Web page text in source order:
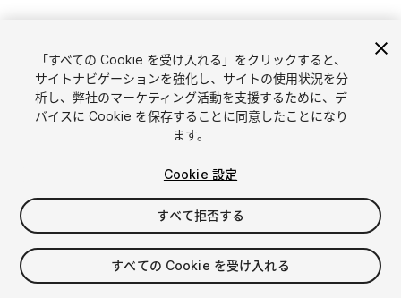
English
简体中文
한국어
日本語
アセットを販売
販売審査ガイドライン
Asset Store Tools
パブリッシャー管理画面
「すべての Cookie を受け入れる」をクリックすると、
サイトナビゲーションを強化し、サイトの使用状況を分
析し、弊社のマーケティング活動を支援するために、デ
バイスに Cookie を保存することに同意したことになり
ます。
Cookie 設定
すべて拒否する
すべての Cookie を受け入れる